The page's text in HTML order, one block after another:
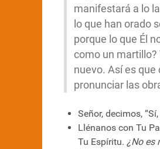
manifestará a lo
lo que han orado
porque lo que Él
como un martillo?
nuevo. Así es
pronunciar las
Señor, decimos,
Llénanos con Tu
Tu Espíritu. ¿No es